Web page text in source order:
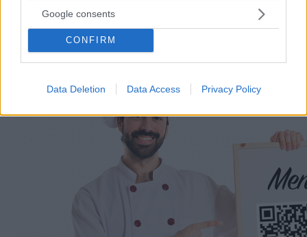
Google consents
CONFIRM
Data Deletion Data Access Privacy Policy
apoyo que merecen. Llega la transformación
digital para quedarse. Menú digital QR para el
sector gastronómico de Colombia con Recafy.